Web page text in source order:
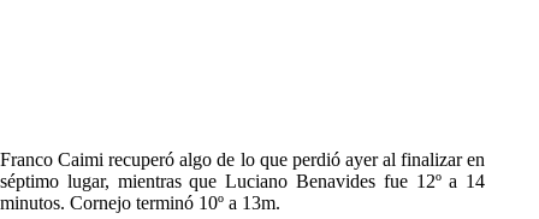
Franco Caimi recuperó algo de lo que perdió ayer al finalizar en
séptimo lugar, mientras que Luciano Benavides fue 12º a 14
minutos. Cornejo terminó 10º a 13m.